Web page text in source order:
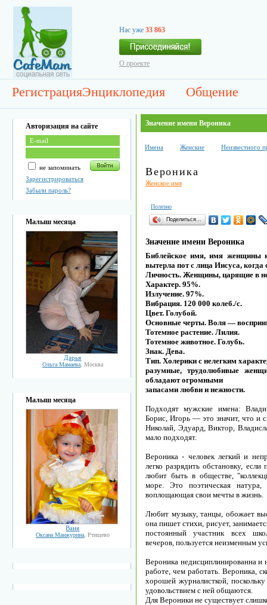
Нас уже 33 863
О проекте
РегистрацияЭнциклопедия Общение
Авторизация на сайте
не запоминать
Зарегистрироваться
Забыли пароль?
Малыш месяца
Дарья
Ольга Мамаева , Москва
Малыш месяца
Ваня
Оксана Манжурина, Ртищево
Значение имени Вероника
Имена Женские Неизвестного
Вероника
Женское имя
Полезно
Поделиться…
Значение имени Вероника
Библейское имя, имя женщины
вытерла пот с лица Иисуса, когда
Личность. Женщины, царящие в
Характер. 95%.
Излучение. 97%.
Вибрация. 120 000 колеб./с.
Цвет. Голубой.
Основные черты. Воля —
Тотемное растение. Лилия.
Тотемное животное. Голубь.
Знак. Дева.
Тип. Холерики с нелегким
разумные, трудолюбивые
обладают огромными
запасами любви и нежности.
Подходят мужские имена:
Борис, Игорь — это значит, что и
Николай, Эдуард, Виктор,
мало подходят.
Вероника - человек легкий и
легко разрядить обстановку,
любит быть в обществе,
море. Это поэтическая
воплощающая свои мечты в жизнь.
Любит музыку, танцы, обожает
она пишет стихи, рисует,
постоянный участник всех
вечеров, пользуется неизменным
Вероника недисциплинированна и
работе, чем работать. Вероника,
хорошей журналисткой,
удовольствием с ней общаются.
Для Вероники не существует